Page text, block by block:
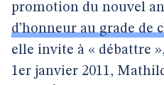
promotion du nouvel
d’honneur au grade de
elle invite à « débattre
1er janvier 2011,